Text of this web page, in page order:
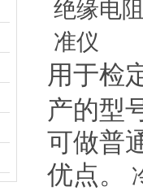
用于检
产的型
可做普
优点。